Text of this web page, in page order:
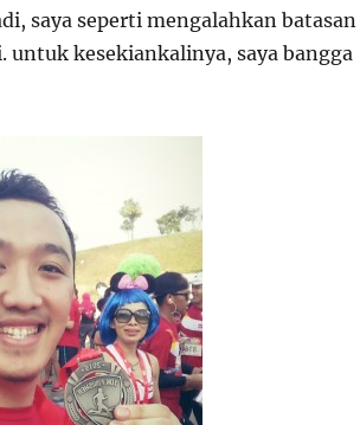
saya seperti mengalahkan batasan
untuk kesekiankalinya, saya bangga